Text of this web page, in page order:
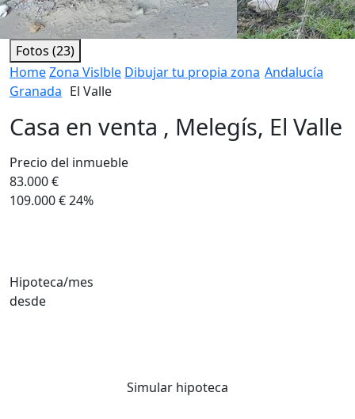
Fotos (23)
HomeZona Vislble Dibujar tu propia zona Andalucía
Granada El Valle
Casa en venta , Melegís, El Valle
Precio del inmueble
83.000 €
109.000 €24%
Hipoteca/mes
desde
Simular hipoteca